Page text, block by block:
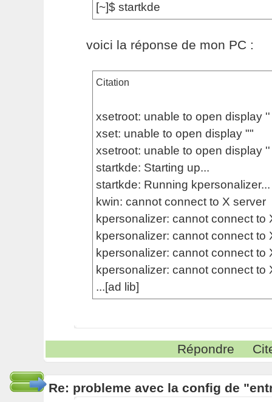
[~]$ startkde
voici la réponse de mon PC :
Citation
xsetroot: unable to open display ''
xset: unable to open display ""
xsetroot: unable to open display ''
startkde: Starting up...
startkde: Running kpersonalizer...
kwin: cannot connect to X server
kpersonalizer: cannot connect to
kpersonalizer: cannot connect to
kpersonalizer: cannot connect to
kpersonalizer: cannot connect to
...[ad lib]
Répondre
Re: probleme avec la config de